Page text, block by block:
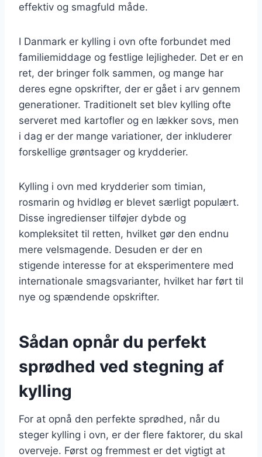
effektiv og smagfuld måde.
I Danmark er kylling i ovn ofte forbundet med
familiemiddage og festlige lejligheder. Det er en
ret, der bringer folk sammen, og mange har
deres egne opskrifter, der er gået i arv gennem
generationer. Traditionelt set blev kylling ofte
serveret med kartofler og en lækker sovs, men
i dag er der mange variationer, der inkluderer
forskellige grøntsager og krydderier.
Kylling i ovn med krydderier som timian,
rosmarin og hvidløg er blevet særligt populært.
Disse ingredienser tilføjer dybde og
kompleksitet til retten, hvilket gør den endnu
mere velsmagende. Desuden er der en
stigende interesse for at eksperimentere med
internationale smagsvarianter, hvilket har ført til
nye og spændende opskrifter.
Sådan opnår du perfekt
sprødhed ved stegning af
kylling
For at opnå den perfekte sprødhed, når du
steger kylling i ovn, er der flere faktorer, du skal
overveje. Først og fremmest er det vigtigt at